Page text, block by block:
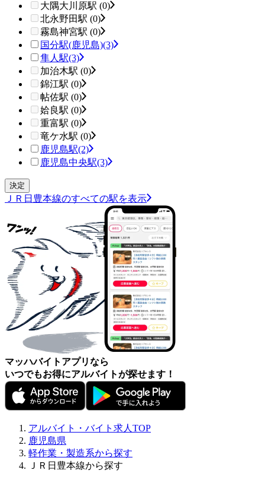
大隅大川原駅 (0)
北永野田駅 (0)
霧島神宮駅 (0)
国分駅(鹿児島)(3)
隼人駅(3)
加治木駅 (0)
錦江駅 (0)
帖佐駅 (0)
姶良駅 (0)
重富駅 (0)
竜ケ水駅 (0)
鹿児島駅(2)
鹿児島中央駅(3)
ＪＲ日豊本線のすべての駅を表示
マッハバイトアプリなら
いつでもお得にアルバイトが探せます！
アルバイト・バイト求人TOP
鹿児島県
軽作業・製造系から探す
ＪＲ日豊本線から探す